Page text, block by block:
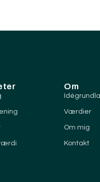
Om
Værdier
Om mig
Kontakt